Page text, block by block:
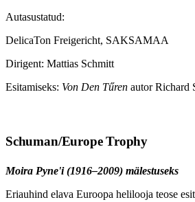
Autasustatud:
DelicaTon Freigericht, SAKSAMAA
Dirigent: Mattias Schmitt
Esitamiseks: Von Den Tűren autor Richard
Schuman/Europe Trophy
Moira Pyne'i (1916–2009) mälestuseks
Eriauhind elava Euroopa helilooja teose